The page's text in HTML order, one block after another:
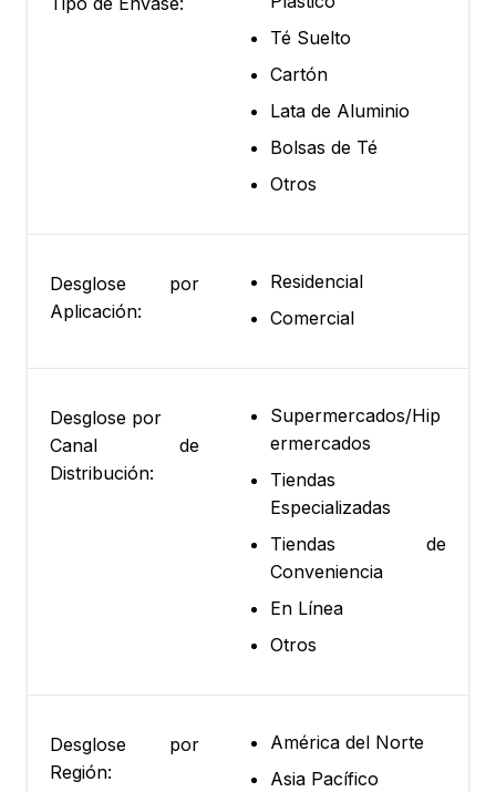
Té Suelto
Cartón
Lata de Aluminio
Bolsas de Té
Otros
Desglose por
Aplicación:
Residencial
Comercial
Desglose por
Canal de
Distribución:
Supermercados/Hip
ermercados
Tiendas
Especializadas
Tiendas de
Conveniencia
En Línea
Otros
Desglose por
Región:
América del Norte
Asia Pacífico